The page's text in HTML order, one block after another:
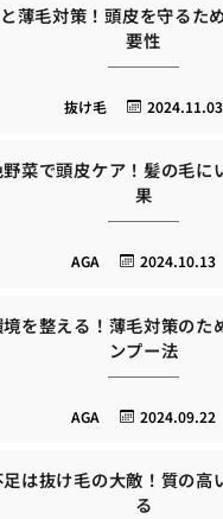
薄毛対策！頭皮を守るた
要性
2024.11.03
抜け毛
菜で頭皮ケア！髪の毛に
果
2024.10.13
AGA
を整える！薄毛対策のた
ンプー法
2024.09.22
AGA
は抜け毛の大敵！質の高
る